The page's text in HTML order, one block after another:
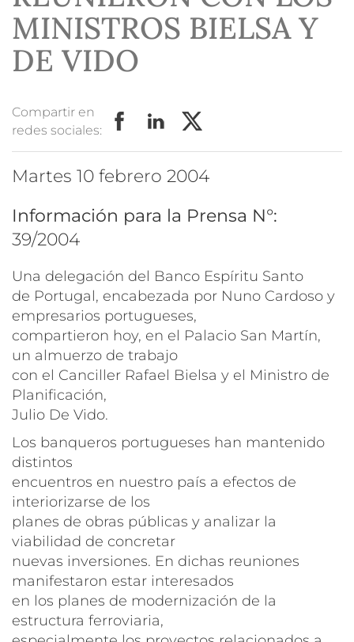
MINISTROS BIELSA Y
DE VIDO
Compartir en
redes sociales:
martes 10 febrero 2004
Información para la Prensa N°:
39/2004
Una delegación del Banco Espíritu Santo
de Portugal, encabezada por Nuno Cardoso y
empresarios portugueses,
compartieron hoy, en el Palacio San Martín,
un almuerzo de trabajo
con el Canciller Rafael Bielsa y el Ministro de
Planificación,
Julio De Vido.
Los banqueros portugueses han mantenido
distintos
encuentros en nuestro país a efectos de
interiorizarse de los
planes de obras públicas y analizar la
viabilidad de concretar
nuevas inversiones. En dichas reuniones
manifestaron estar interesados
en los planes de modernización de la
estructura ferroviaria,